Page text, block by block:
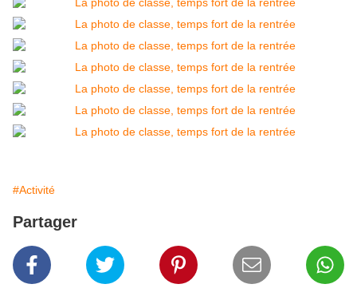
#Activité
Partager